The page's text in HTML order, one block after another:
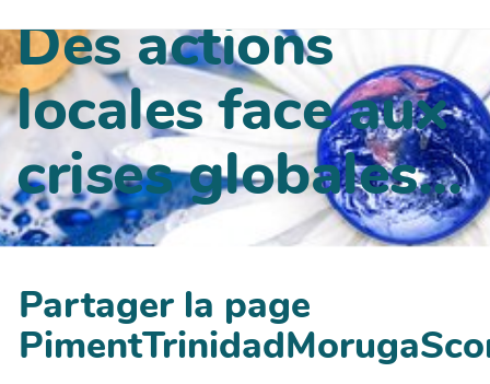
Des actions
locales face aux
crises globales...
Partager la page